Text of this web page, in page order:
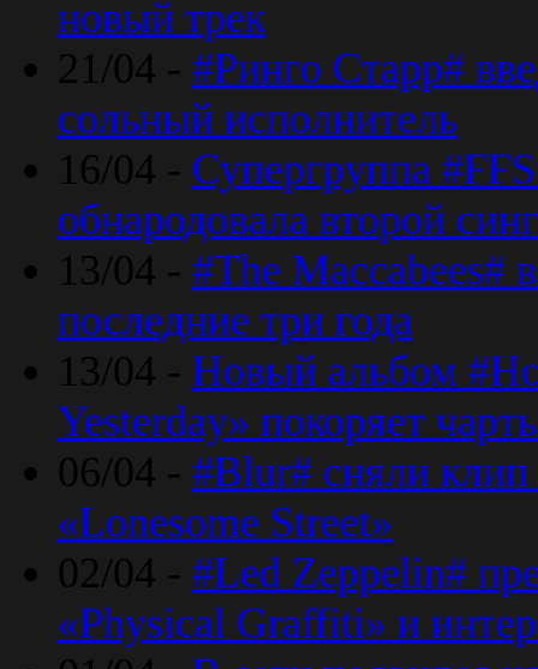
новый трек
21/04 - #Ринго Старр#
сольный исполнитель
16/04 - Супергруппа
обнародовала второй
13/04 - #The Maccabees#
последние три года
13/04 - Новый альбом
Yesterday» покоряет
06/04 - #Blur# сняли клип
«Lonesome Street»
02/04 - #Led Zeppelin#
«Physical Graffiti» и